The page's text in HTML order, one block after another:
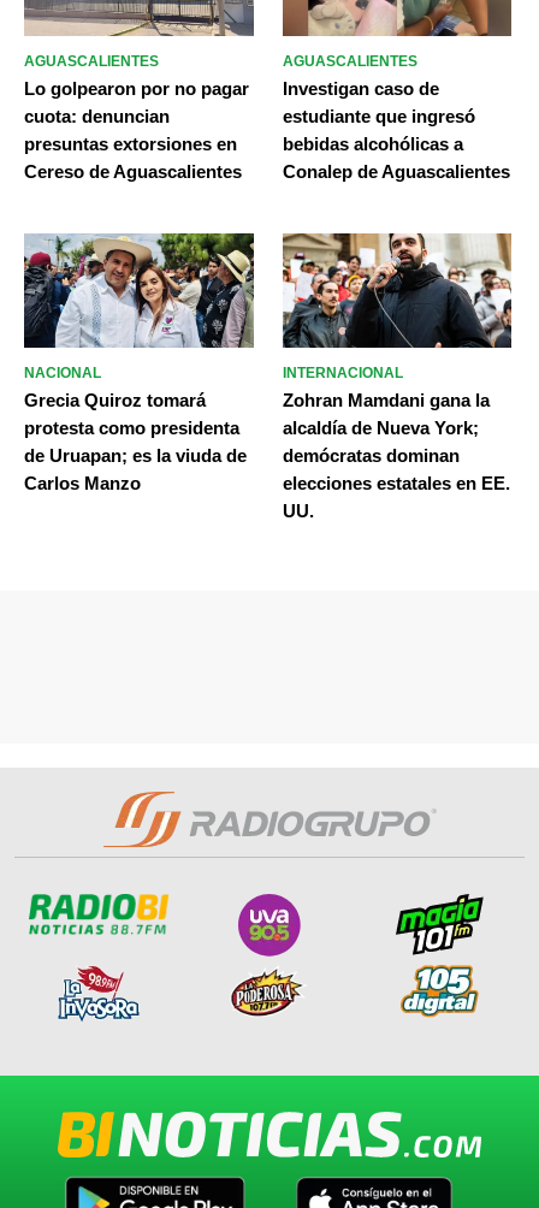
AGUASCALIENTES
Lo golpearon por no pagar
cuota: denuncian
presuntas extorsiones en
Cereso de Aguascalientes
AGUASCALIENTES
Investigan caso de
estudiante que ingresó
bebidas alcohólicas a
Conalep de Aguascalientes
NACIONAL
Grecia Quiroz tomará
protesta como presidenta
de Uruapan; es la viuda de
Carlos Manzo
INTERNACIONAL
Zohran Mamdani gana la
alcaldía de Nueva York;
demócratas dominan
elecciones estatales en EE.
UU.